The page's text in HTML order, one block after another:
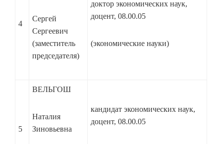
4
Сергей
Сергеевич
(заместитель
председателя)
доктор экономических наук,
доцент, 08.00.05
(экономические науки)
5
ВЕЛЬГОШ
Наталия
Зиновьевна
кандидат экономических наук,
доцент, 08.00.05